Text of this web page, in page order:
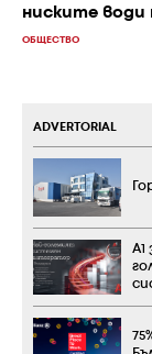
ниските води
ОБЩЕСТВО
ADVERTORIAL
А1